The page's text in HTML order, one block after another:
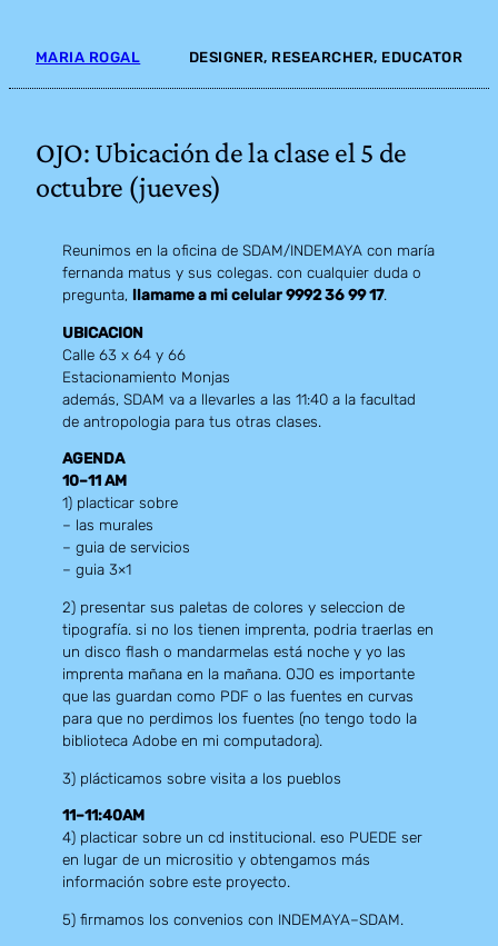
contentMARIA ROGAL DESIGNER, RESEARCHER, EDUCATOR
OJO: Ubicación de la clase el 5 de
octubre (jueves)
Reunimos en la oficina de SDAM/INDEMAYA con maría
fernanda matus y sus colegas. con cualquier duda o
pregunta, llamame a mi celular 9992 36 99 17.
UBICACION
Calle 63 x 64 y 66
Estacionamiento Monjas
además, SDAM va a llevarles a las 11:40 a la facultad
de antropologia para tus otras clases.
AGENDA
10–11 AM
1) placticar sobre
– las murales
– guia de servicios
– guia 3×1
2) presentar sus paletas de colores y seleccion de
tipografía. si no los tienen imprenta, podria traerlas en
un disco flash o mandarmelas está noche y yo las
imprenta mañana en la mañana. OJO es importante
que las guardan como PDF o las fuentes en curvas
para que no perdimos los fuentes (no tengo todo la
biblioteca Adobe en mi computadora).
3) plácticamos sobre visita a los pueblos
11–11:40AM
4) placticar sobre un cd institucional. eso PUEDE ser
en lugar de un micrositio y obtengamos más
información sobre este proyecto.
5) firmamos los convenios con INDEMAYA–SDAM.